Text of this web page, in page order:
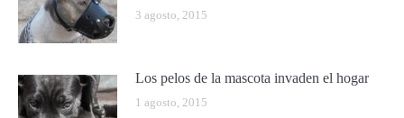
3 agosto, 2015
Los pelos de la mascota invaden el hogar
1 agosto, 2015